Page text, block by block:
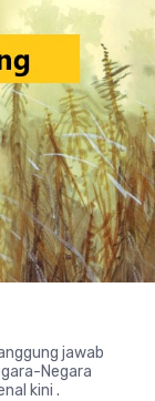
jawab
Negara
kini .